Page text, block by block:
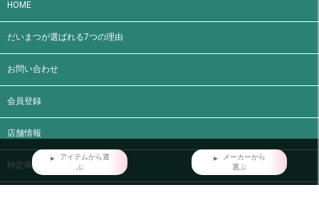
HOME
だいまつが選ばれる7つの理由
お問い合わせ
会員登録
店舗情報
特定商取引法に基づく表記
アイテムから選
ぶ
メーカーから
選ぶ